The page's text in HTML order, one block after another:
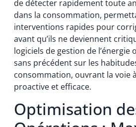
de détecter rapidement toute
dans la consommation,
interventions rapides pour
avant qu’ils ne deviennent
logiciels de gestion de
sans précédent sur les
consommation, ouvrant la voie
proactive et efficace.
Optimisation